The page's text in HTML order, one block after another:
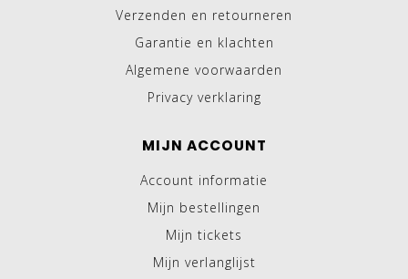
Verzenden en retourneren
Garantie en klachten
Algemene voorwaarden
Privacy verklaring
MIJN ACCOUNT
Account informatie
Mijn bestellingen
Mijn tickets
Mijn verlanglijst